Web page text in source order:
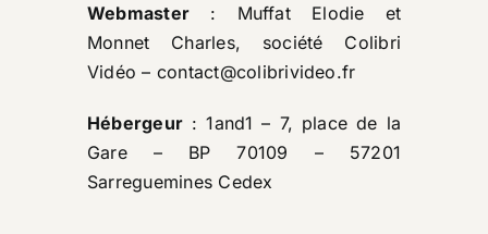
Webmaster : Muffat Elodie et
Monnet Charles, société Colibri
Vidéo – contact@colibrivideo.fr
Hébergeur : 1and1 – 7, place de la
Gare – BP 70109 – 57201
Sarreguemines Cedex